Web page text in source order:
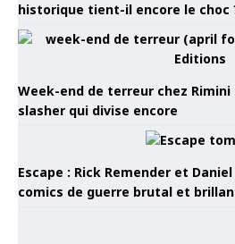
historique tient-il encore le choc
Week-end de terreur chez
slasher qui divise encore
Escape : Rick Remender et
comics de guerre brutal et